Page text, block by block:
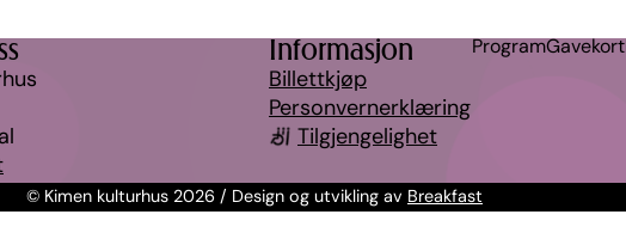
ProgramGavekort
Informasjon
Billettkjøp
Personvernerklæring
Tilgjengelighet
© Kimen kulturhus 2026 / Design og utvikling av Breakfast